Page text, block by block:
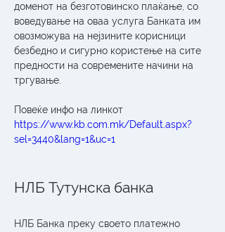
доменот на безготовинско плаќање, со
воведување на оваа услуга Банката им
овозможува на нејзините корисници
безбедно и сигурно користење на сите
предности на современите начини на
тргување.
https://www.kb.com.mk/Default.aspx?
sel=3440&lang=1&uc=1
НЛБ Тутунска банка
НЛБ Банка преку своето платежно